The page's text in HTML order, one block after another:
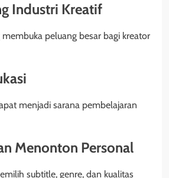
Industri Kreatif
peluang besar bagi kreator
menjadi sarana pembelajaran
Menonton Personal
subtitle, genre, dan kualitas